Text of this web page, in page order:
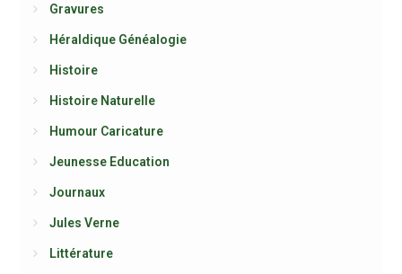
Gravures
Héraldique Généalogie
Histoire
Histoire Naturelle
Humour Caricature
Jeunesse Education
Journaux
Jules Verne
Littérature